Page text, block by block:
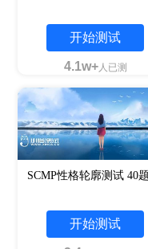
开始测试
4.1w+人已测
SCMP性格轮廓测试 40题
开始测试